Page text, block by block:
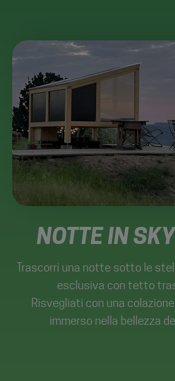
NOTTE IN
Trascorri una notte sotto le
esclusiva con tetto
Risvegliati con una
immerso nella bellezza